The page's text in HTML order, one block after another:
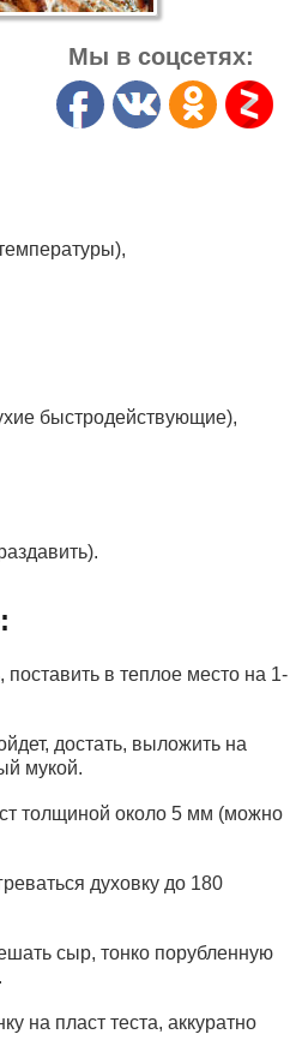
Мы в соцсетях:
быстродействующие),
поставить в теплое место на 1-
достать, выложить на
мукой.
толщиной около 5 мм (можно
духовку до 180
сыр, тонко порубленную
на пласт теста, аккуратно